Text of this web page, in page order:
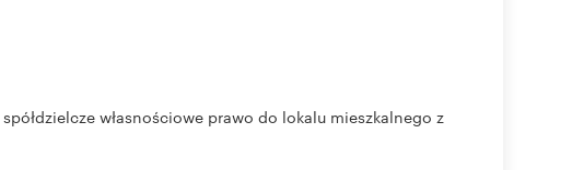
własnościowe prawo do lokalu mieszkalnego z